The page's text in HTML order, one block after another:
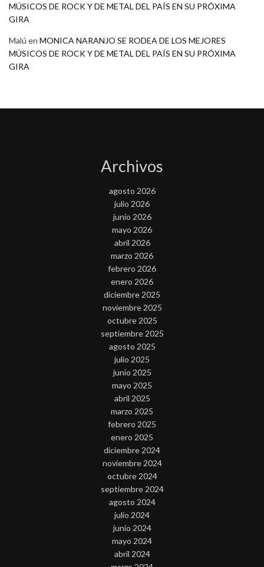
MÚSICOS DE ROCK Y DE METAL DEL PAÍS EN SU PRÓXIMA
GIRA
Malú en MONICA NARANJO SE RODEA DE LOS MEJORES
MÚSICOS DE ROCK Y DE METAL DEL PAÍS EN SU PRÓXIMA
GIRA
Archivos
agosto 2026
julio 2026
junio 2026
mayo 2026
abril 2026
marzo 2026
febrero 2026
enero 2026
diciembre 2025
noviembre 2025
octubre 2025
septiembre 2025
agosto 2025
julio 2025
junio 2025
mayo 2025
abril 2025
marzo 2025
febrero 2025
enero 2025
diciembre 2024
noviembre 2024
octubre 2024
septiembre 2024
agosto 2024
julio 2024
junio 2024
mayo 2024
abril 2024